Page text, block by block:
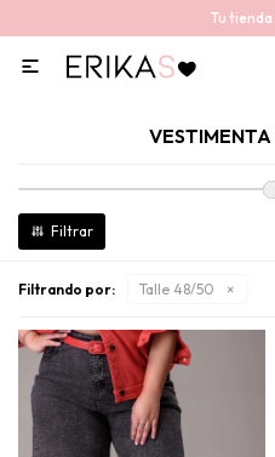
Tu

Filtrando por: Talle 48/50